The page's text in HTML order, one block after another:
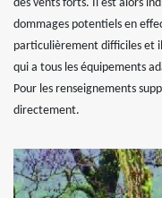
des vents forts. Il est alors
dommages potentiels en
particulièrement difficiles et
qui a tous les équipements
Pour les renseignements
directement.